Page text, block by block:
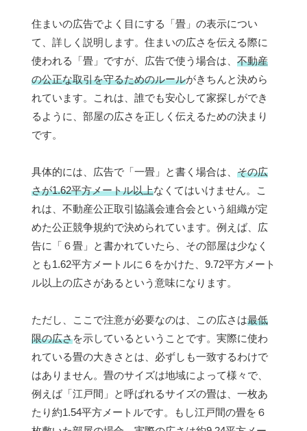
住まいの広告でよく目にする「畳」の表示につい
て、詳しく説明します。住まいの広さを伝える際に
使われる「畳」ですが、広告で使う場合は、 不動産
の公正な取引を守るためのルールがきちんと決めら
れています。これは、誰でも安心して家探しができ
るように、部屋の広さを正しく伝えるための決まり
です。
具体的には、広告で「一畳」と書く場合は、 その広
さが1.62平方メートル以上なくてはいけません。こ
れは、不動産公正取引協議会連合会という組織が定
めた公正競争規約で決められています。例えば、広
告に「６畳」と書かれていたら、その部屋は少なく
とも1.62平方メートルに６をかけた、9.72平方メート
ル以上の広さがあるという意味になります。
ただし、ここで注意が必要なのは、この広さは最低
限の広さを示しているということです。実際に使わ
れている畳の大きさとは、必ずしも一致するわけで
はありません。畳のサイズは地域によって様々で、
例えば「江戸間」と呼ばれるサイズの畳は、一枚あ
たり約1.54平方メートルです。もし江戸間の畳を６